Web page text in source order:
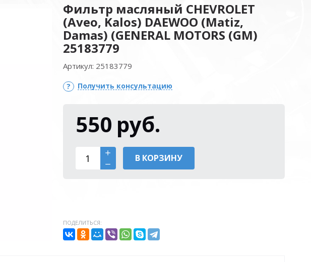
Фильтр масляный CHEVROLET
(Aveo, Kalos) DAEWOO (Matiz,
Damas) (GENERAL MOTORS (GM)
25183779
Артикул: 25183779
Получить консультацию
550 руб.
В КОРЗИНУ
ПОДЕЛИТЬСЯ: